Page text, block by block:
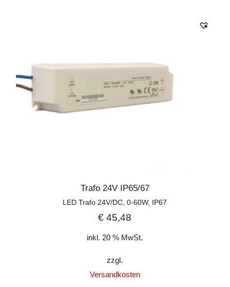
Trafo 24V IP65/67
LED Trafo 24V/DC, 0-60W, IP67
€ 45,48
inkl. 20 % MwSt.
zzgl.
Versandkosten